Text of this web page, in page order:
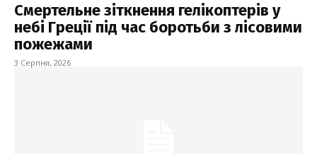
Смертельне зіткнення гелікоптерів у
небі Греції під час боротьби з лісовими
пожежами
3 Серпня, 2026